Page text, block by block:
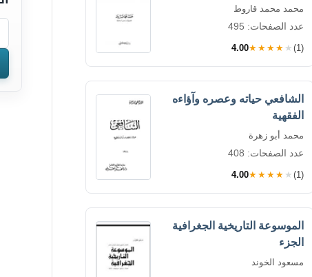
محمد محمد قاروط
عدد الصفحات: 495
4.00★★★★★ (1)
الشافعي حياته وعصره وآؤاءه
الفقهية
محمد أبو زهرة
عدد الصفحات: 408
4.00★★★★★ (1)
الموسوعة التاريخية الجغرافية
الجزء
مسعود الخوند